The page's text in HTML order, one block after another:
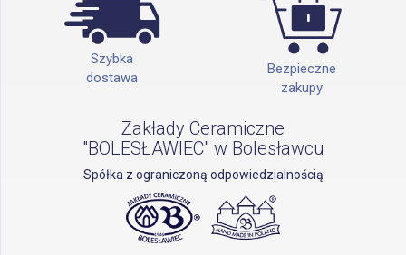
Szybka
dostawa
Bezpieczne
zakupy
Zakłady Ceramiczne
"BOLESŁAWIEC" w Bolesławcu
Spółka z ograniczoną odpowiedzialnością